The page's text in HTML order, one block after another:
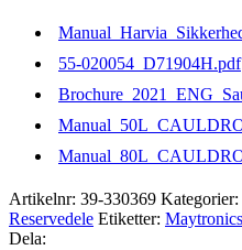
55-020054_D71904H.pdf
Artikelnr: 39-330369 Kategorier:
Reservedele Etiketter: Maytronics
Dela: